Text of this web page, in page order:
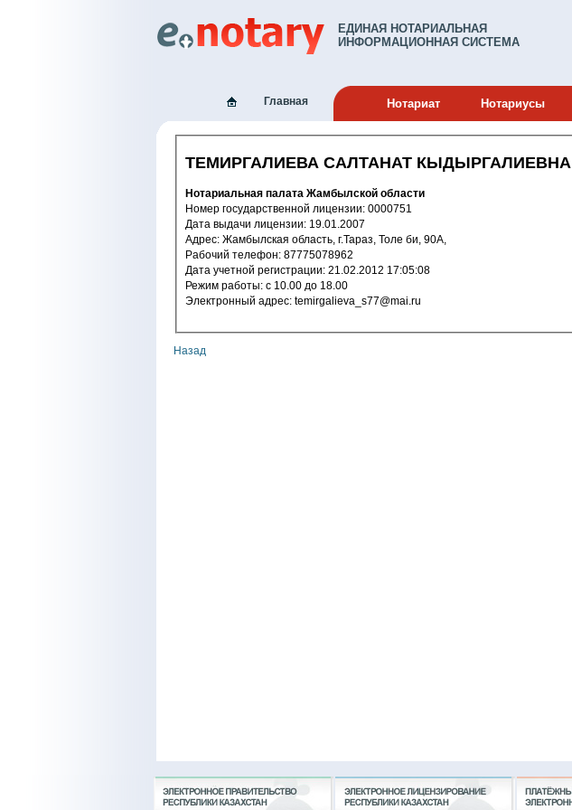
ЕДИНАЯ НОТАРИАЛЬНАЯ
ИНФОРМАЦИОННАЯ СИСТЕМА
Главная Нотариат Нотариусы
ТЕМИРГАЛИЕВА САЛТАНАТ КЫДЫРГАЛИЕВНА
Нотариальная палата Жамбылской области
Номер государственной лицензии: 0000751
Дата выдачи лицензии: 19.01.2007
Адрес: Жамбылская область, г.Тараз, Толе би, 90А,
Рабочий телефон: 87775078962
Дата учетной регистрации: 21.02.2012 17:05:08
Режим работы: с 10.00 до 18.00
Электронный адрес: temirgalieva_s77@mai.ru
Назад